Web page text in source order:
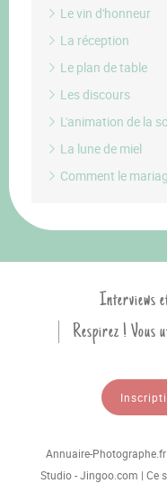
Le vin d'honneur
La réception
Le plan de table
Les discours
L'animation de la
La lune de miel
Comment le
Interviews
Respirez ! Vous
Annuaire-
Studio - Jingoo.com | Ce